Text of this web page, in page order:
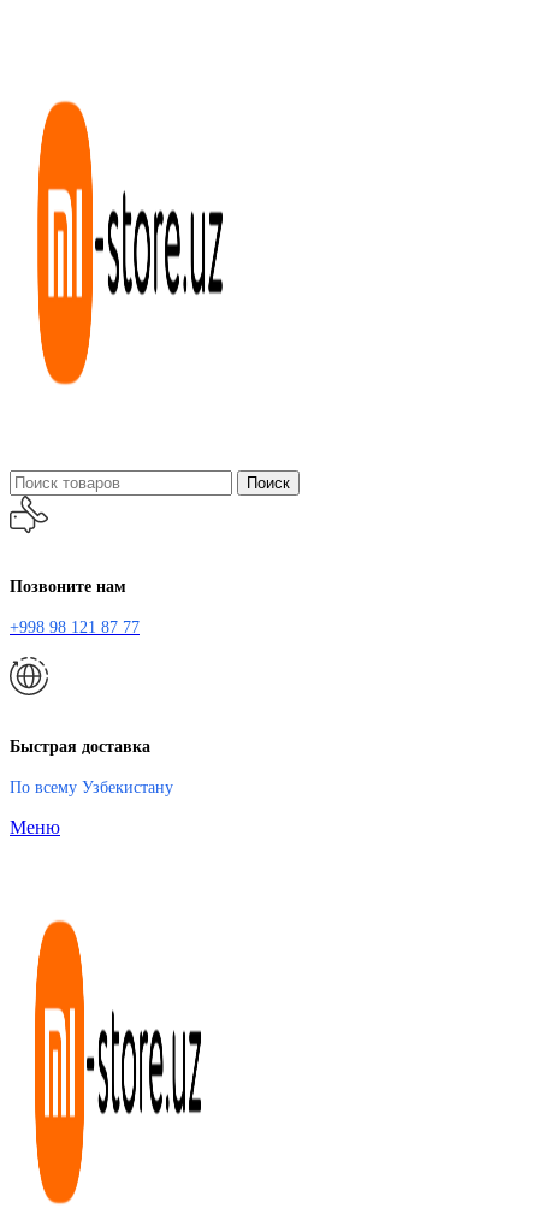
Поиск
Позвоните нам
+998 98 121 87 77
Быстрая доставка
По всему Узбекистану
Меню